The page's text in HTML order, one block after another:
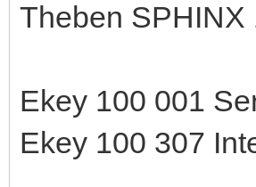
Theben SPHINX
Ekey 100 001
Ekey 100 307